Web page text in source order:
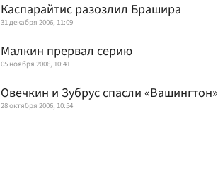
Каспарайтис разозлил Брашира
31 декабря 2006, 11:09
Малкин прервал серию
05 ноября 2006, 10:41
Овечкин и Зубрус спасли «Вашингтон»
28 октября 2006, 10:54